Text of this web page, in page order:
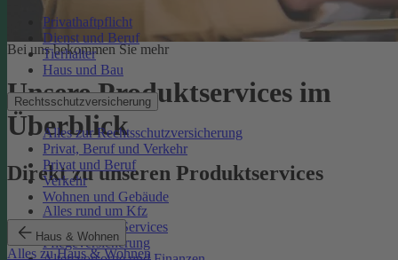
Privathaftpflicht
Dienst und Beruf
Tierhalter
Haus und Bau
Rechtsschutzversicherung
Alles zur Rechtsschutzversicherung
Privat, Beruf und Verkehr
Privat und Beruf
Verkehr
Wohnen und Gebäude
Haus & Wohnen
Alles zu Haus & Wohnen
Bei uns bekommen Sie mehr
Unsere Produktservices im
Überblick
Direkt zu unseren Produktservices
Alles rund um Kfz
Rechtsschutz-Services
Pflegeversicherung